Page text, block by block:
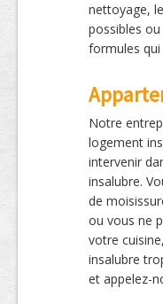
nettoyage,
possibles
formules
Notre
logement
intervenir
insalubre.
de
ou vous ne
votre
insalubre
et appelez-